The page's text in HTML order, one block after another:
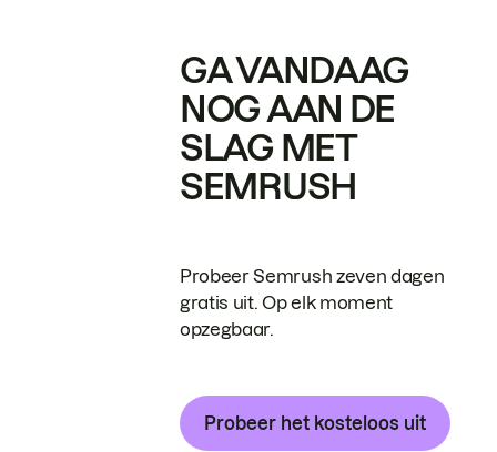
GA VANDAAG
NOG AAN DE
SLAG MET
SEMRUSH
Probeer Semrush zeven dagen
gratis uit. Op elk moment
opzegbaar.
Probeer het kosteloos uit